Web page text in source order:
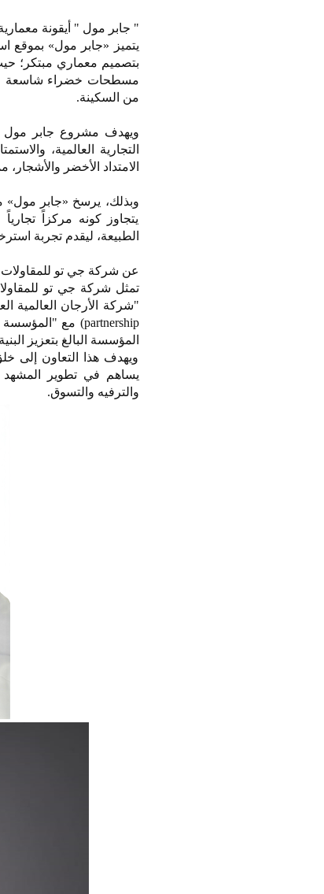
" جابر مول " أيقونة
يتميز «جابر مول» بموقع
بتصميم معماري مبتكر؛
مسطحات خضراء شاسعة
من السكينة.
ويهدف مشروع جابر مول
التجارية العالمية،
الامتداد الأخضر والأشجار،
وبذلك، يرسخ «جابر مول»
يتجاوز كونه مركزاً
الطبيعة، ليقدم تجربة
عن شركة جي تو للمقاولات
تمثل شركة جي تو
المؤسسة البالغ بتعزيز
ويهدف هذا التعاون إلى
يساهم في تطوير المشهد
والترفيه والتسوق.